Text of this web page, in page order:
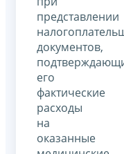
представлении
документов,
его
фактические
расходы
на
оказанные